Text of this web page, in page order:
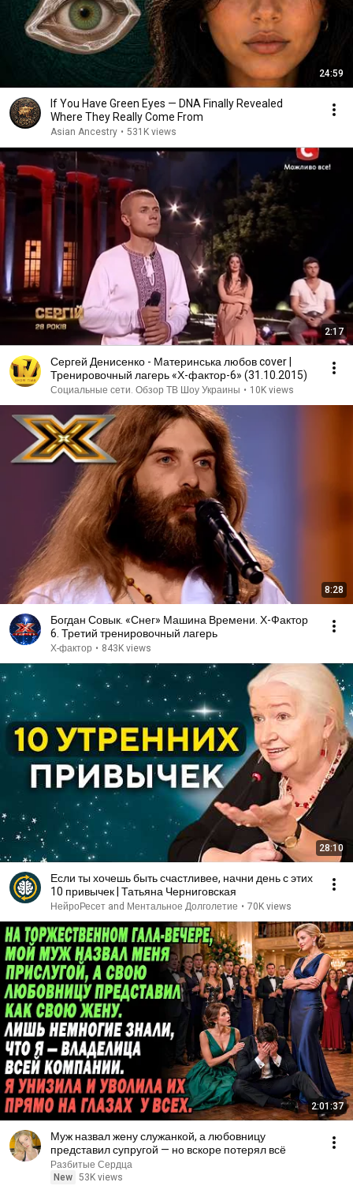
24:59
If You Have Green Eyes — DNA Finally Revealed
Where They Really Come From
Asian Ancestry • 531K views
2:17
Сергей Денисенко - Материнська любов cover |
Тренировочный лагерь «Х-фактор-6» (31.10.2015)
Социальные сети. Обзор ТВ Шоу Украины • 10K views
8:28
Богдан Совык. «Снег» Машина Времени. Х-Фактор
6. Третий тренировочный лагерь
Х-фактор • 843K views
28:10
Если ты хочешь быть счастливее, начни день с этих
10 привычек | Татьяна Черниговская
НейроРесет and Ментальное Долголетие • 70K views
2:01:37
Муж назвал жену служанкой, а любовницу
представил супругой — но вскоре потерял всё
Разбитые Сердца
New 53K views